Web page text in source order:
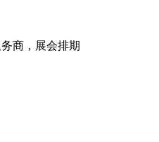
商，展会排期